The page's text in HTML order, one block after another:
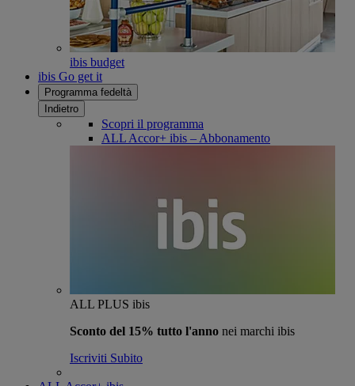
ibis budget
ibis Go get it
Programma fedeltà
Indietro
Scopri il programma
ALL Accor+ ibis – Abbonamento
ALL PLUS ibis
Sconto del 15% tutto l'anno nei marchi ibis
Iscriviti Subito